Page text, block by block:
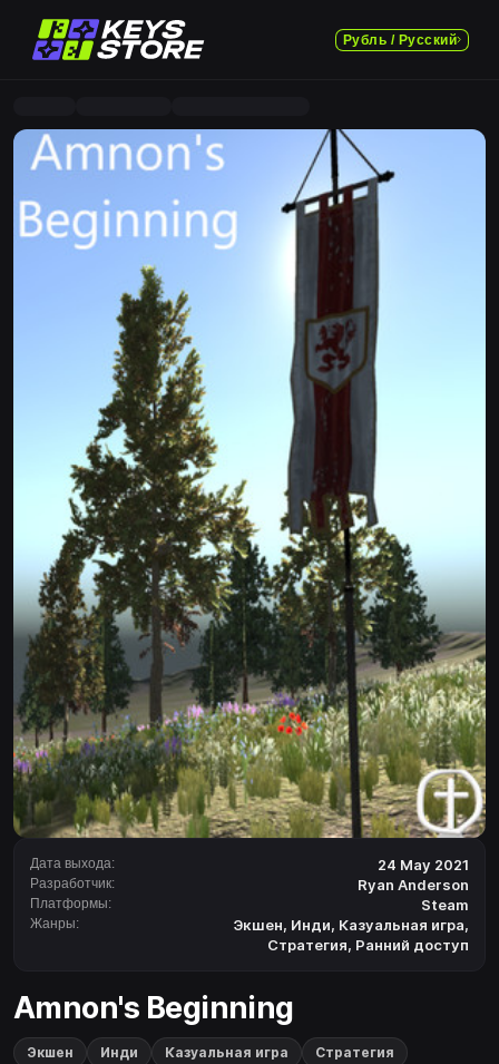
Рубль / Русский
Дата выхода: 24 May 2021
Разработчик: Ryan Anderson
Платформы: Steam
Жанры: Экшен, Инди, Казуальная игра,
Стратегия, Ранний доступ
Amnon's Beginning
Экшен Инди Казуальная игра
Стратегия